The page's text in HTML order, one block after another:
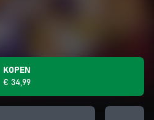
KOPEN
€ 34,99